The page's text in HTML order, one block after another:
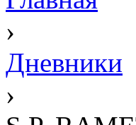
›
Дневники
›